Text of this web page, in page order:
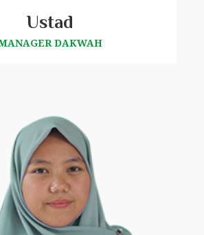
Ustad
DAKWAH